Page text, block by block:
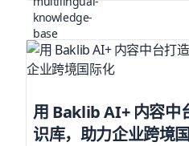
用 Baklib AI+ 内容中
识库，助力企业跨境